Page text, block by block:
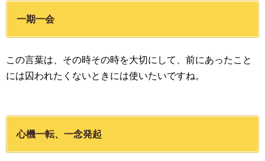
一期一会
この言葉は、その時その時を大切にして、前にあったこと
には囚われたくないときには使いたいですね。
心機一転、一念発起